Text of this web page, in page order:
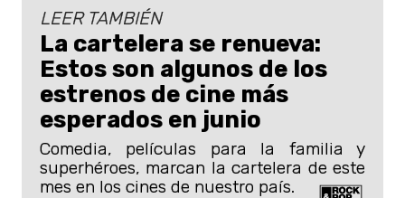
LEER TAMBIÉN
La cartelera se renueva:
Estos son algunos de los
estrenos de cine más
esperados en junio
Comedia, películas para la familia y
superhéroes, marcan la cartelera de este
mes en los cines de nuestro país.